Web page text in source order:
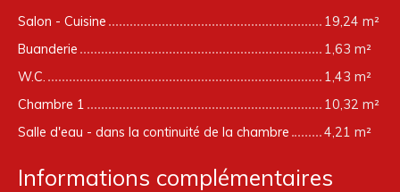
Salon - Cuisine
19,24 m²
Buanderie
1,63 m²
W.C.
1,43 m²
Chambre 1
10,32 m²
Salle d'eau - dans la continuité de la chambre
4,21 m²
Informations complémentaires